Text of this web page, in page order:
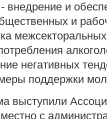
внедрение и
и
негативных
поддержки
выступили
с